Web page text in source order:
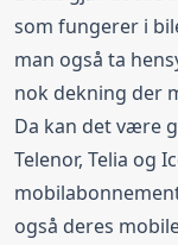
som fungerer i
man også ta
nok dekning der
Da kan det være
Telenor, Telia og
også deres